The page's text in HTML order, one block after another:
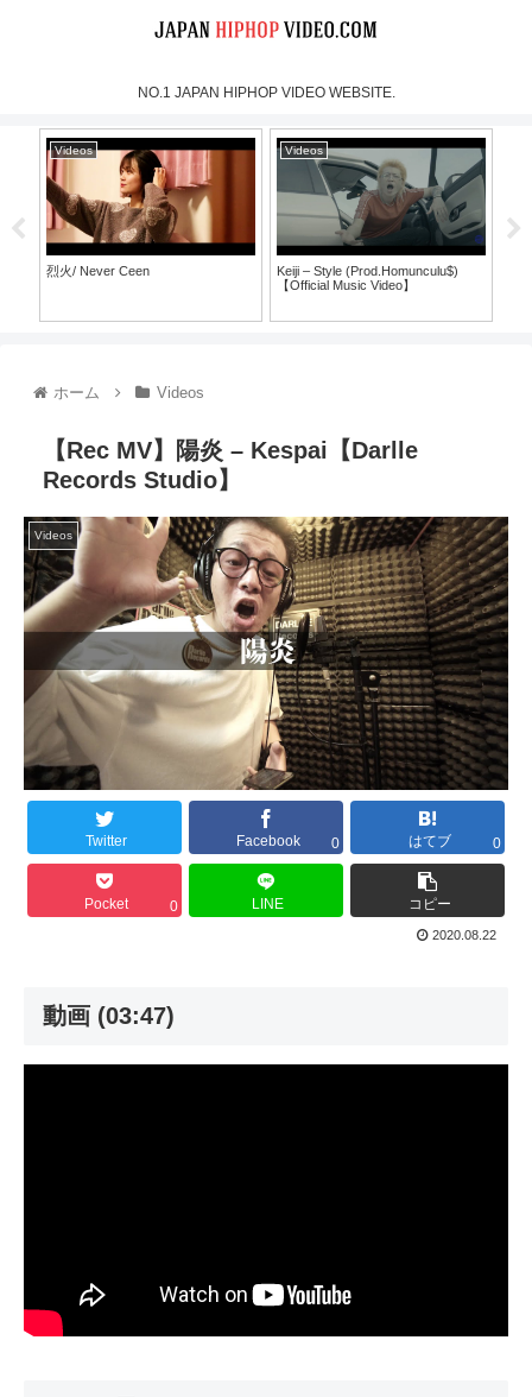
NO.1 JAPAN HIPHOP VIDEO WEBSITE.
Videos
MOON CHILD – “PTF” Official
Videos
犯蔵 インスタライブ 5月23日
ホーム Videos
【Rec MV】陽炎 – Kespai【Darlle
Records Studio】
Videos
Twitter Facebook 0 はてブ 0
Pocket 0 LINE コピー
2020.08.22
動画 (03:47)